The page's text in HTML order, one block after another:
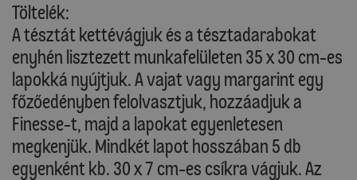
Töltelék:
A tésztát kettévágjuk és a tésztadarabokat
enyhén lisztezett munkafelületen 35 x 30 cm-es
lapokká nyújtjuk. A vajat vagy margarint egy
főzőedényben felolvasztjuk, hozzáadjuk a
Finesse-t, majd a lapokat egyenletesen
megkenjük. Mindkét lapot hosszában 5 db
egyenként kb. 30 x 7 cm-es csíkra vágjuk. Az